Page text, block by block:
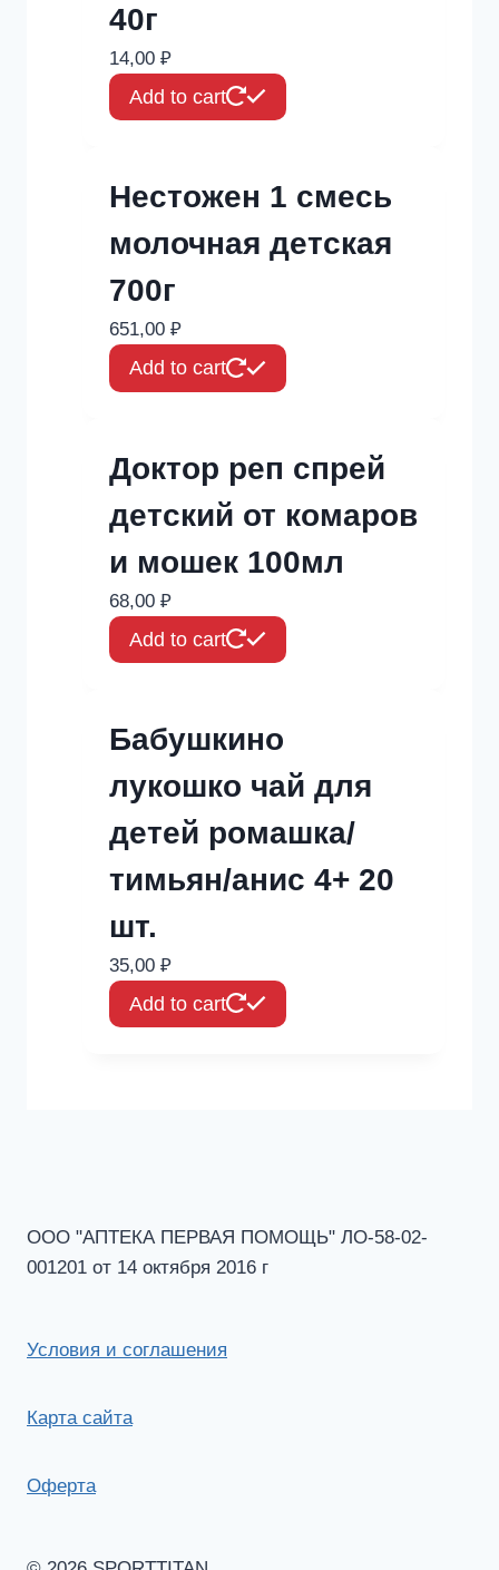
40г
14,00 ₽
Add to cart
Нестожен 1 смесь
молочная детская
700г
651,00 ₽
Add to cart
Доктор реп спрей
детский от комаров
и мошек 100мл
68,00 ₽
Add to cart
Бабушкино
лукошко чай для
детей ромашка/
тимьян/анис 4+ 20
шт.
35,00 ₽
Add to cart
ООО "АПТЕКА ПЕРВАЯ ПОМОЩЬ" ЛО-58-02-
001201 от 14 октября 2016 г
Условия и соглашения
Карта сайта
Оферта